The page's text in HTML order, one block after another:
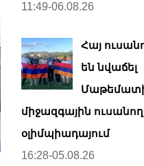
11:49-06.08.26
Հայ
են նվաճել
միջազգային
օլիմպիադայում
16:28-05.08.26